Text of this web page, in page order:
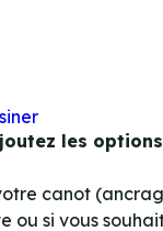
les
canot
ou si vous